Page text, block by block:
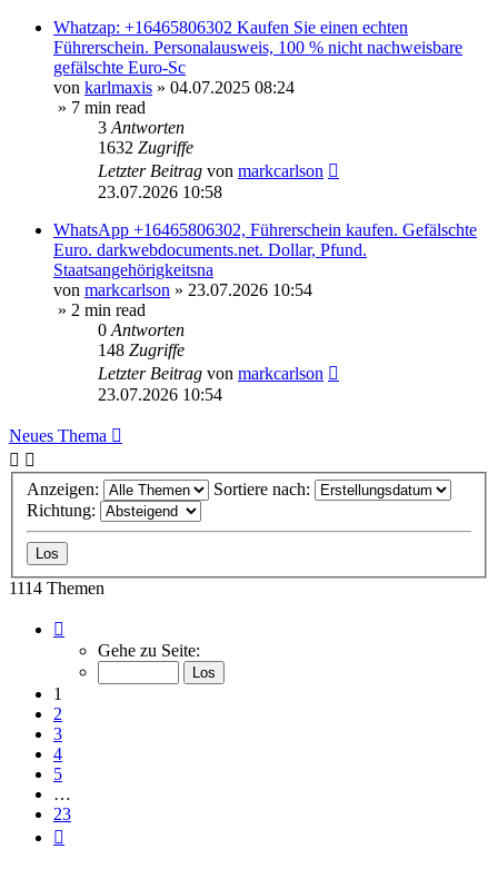
Whatzap: +16465806302 Kaufen Sie einen echten
Führerschein. Personalausweis, 100 % nicht nachweisbare
gefälschte Euro-Sc
von karlmaxis » 04.07.2025 08:24
» 7 min read
3 Antworten
1632 Zugriffe
Letzter Beitrag von markcarlson
23.07.2026 10:58
WhatsApp +16465806302, Führerschein kaufen. Gefälschte
Euro. darkwebdocuments.net. Dollar, Pfund.
Staatsangehörigkeitsna
von markcarlson » 23.07.2026 10:54
» 2 min read
0 Antworten
148 Zugriffe
Letzter Beitrag von markcarlson
23.07.2026 10:54
Neues Thema
Anzeigen:
Sortiere nach:
Richtung:
1114 Themen
von
Gehe zu Seite:
1
2
3
4
5
…
23